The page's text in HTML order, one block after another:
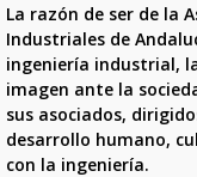
La razón de ser de la
Industriales de
ingeniería industrial,
imagen ante la
sus asociados,
desarrollo humano,
con la ingeniería.